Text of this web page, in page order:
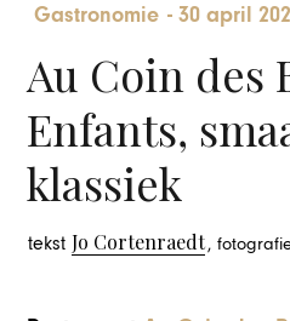
Gastronomie -30 april
Au Coin des
Enfants,
klassiek
tekstJo Cortenraedt,